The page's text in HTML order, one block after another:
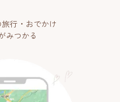
行・おでかけ
みつかる